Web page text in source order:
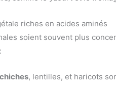
riches en acides aminés
soient souvent plus
, lentilles, et haricots